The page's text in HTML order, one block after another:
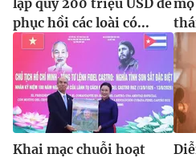
phục hồi các loài có...
Khai mạc chuỗi hoạt